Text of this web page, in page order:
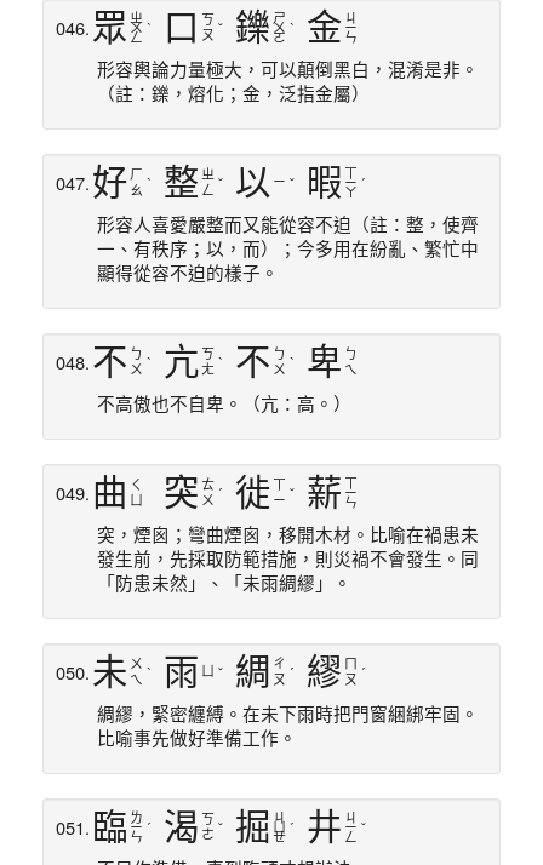
046. 眾 ㄓ
ㄨ
ㄥ
ˋ 口
ㄎ
ㄡ ˇ 鑠 ㄕ
ㄨ
ㄛ
ˋ 金 ㄐ
ㄧ
ㄣ
形容輿論力量極大，可以顛倒黑白，混淆是非。
（註：鑠，熔化；金，泛指金屬）
047.好 ㄏ
ㄠ ˋ 整 ㄓ
ㄥ
ˇ 以 ㄧ ˇ 暇 ㄧ
ㄚ
ˊ
形容人喜愛嚴整而又能從容不迫（註：整，使齊
一、有秩序；以，而）；今多用在紛亂、繁忙中
顯得從容不迫的樣子。
048.不 ㄅ
ㄨ ˋ 亢 ㄎ
ㄤ ˋ 不 ㄅ
ㄨ ˋ 卑 ㄅ
ㄟ
不高傲也不自卑。（亢：高。）
049. 曲 ㄑ
突 ㄊ
ㄨ ˊ 徙 ㄧ ˇ 薪 ㄧ
ㄣ
突，煙囪；彎曲煙囪，移開木材。比喻在禍患未
發生前，先採取防範措施，則災禍不會發生。同
「防患未然」、「未雨綢繆」。
050.未 ㄨ
ㄟ ˋ 雨 ˇ 綢 ㄔ
ㄡ ˊ 繆 ㄡ ˊ
綢繆，緊密纏縛。在未下雨時把門窗綑綁牢固。
比喻事先做好準備工作。
051. 臨 ㄌ
ㄧ
ㄣ
ˊ 渴 ㄎ
ㄜ ˇ 掘 ㄐ
ㄩ
ㄝ
ˊ 井 ㄐ
ㄧ
ㄥ
ˇ